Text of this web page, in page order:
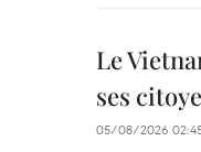
Le
ses
05/08/2026